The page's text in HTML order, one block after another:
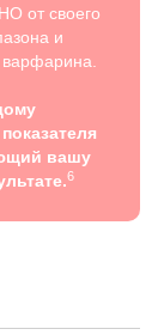
от своего
и
вашу
6